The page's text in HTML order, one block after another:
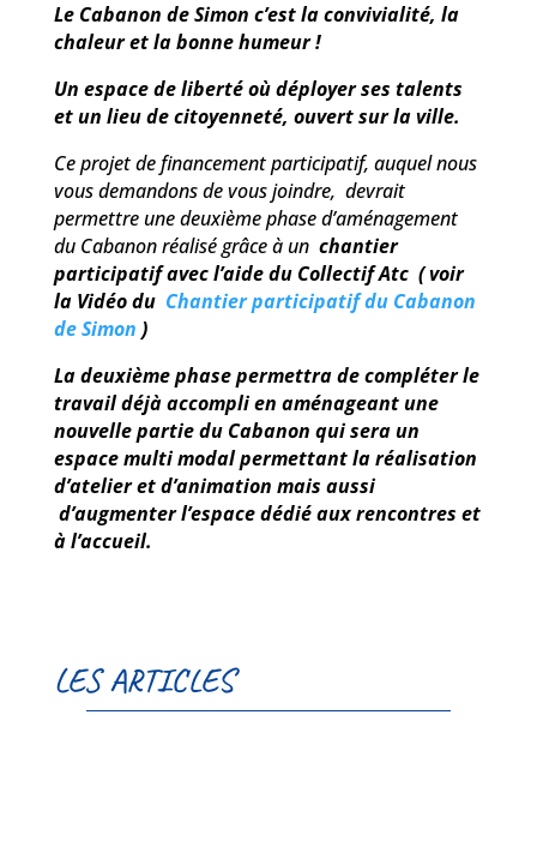
Le Cabanon de Simon c’est la convivialité, la
chaleur et la bonne humeur !
Un espace de liberté où déployer ses talents
et un lieu de citoyenneté, ouvert sur la ville.
Ce projet de financement participatif, auquel nous
vous demandons de vous joindre, devrait
permettre une deuxième phase d’aménagement
du Cabanon réalisé grâce à un chantier
participatif avec l’aide du Collectif Atc ( voir
la Vidéo du Chantier participatif du Cabanon
de Simon )
La deuxième phase permettra de compléter le
travail déjà accompli en aménageant une
nouvelle partie du Cabanon qui sera un
espace multi modal permettant la réalisation
d’atelier et d’animation mais aussi
d’augmenter l’espace dédié aux rencontres et
à l’accueil.
LES ARTICLES